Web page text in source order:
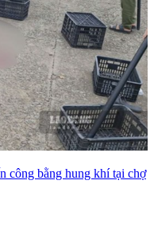
công bằng hung khí tại chợ